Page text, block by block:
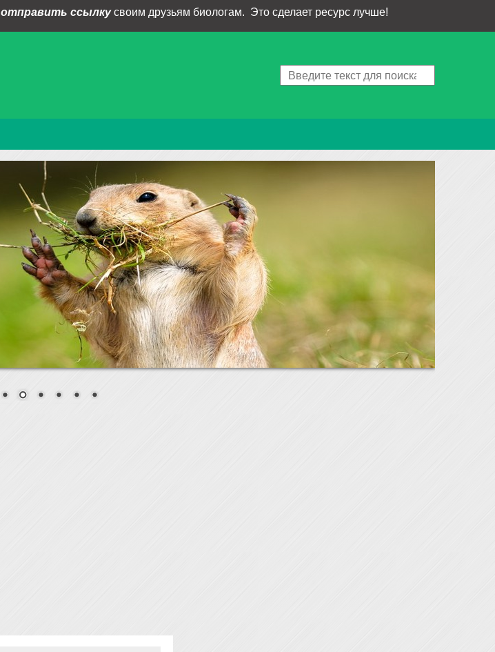
отправить ссылкусвоим друзьям биологам. Это сделает ресурс лучше!